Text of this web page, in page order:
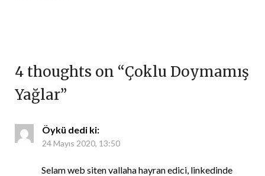
4 thoughts on “Çoklu Doymamış
Yağlar”
Öykü dedi ki:
24 Mayıs 2020, 13:50
Selam web siten vallaha hayran edici, linkedinde